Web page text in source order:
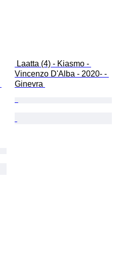
Vincenzo D'Alba - 2020- -
Ginevra